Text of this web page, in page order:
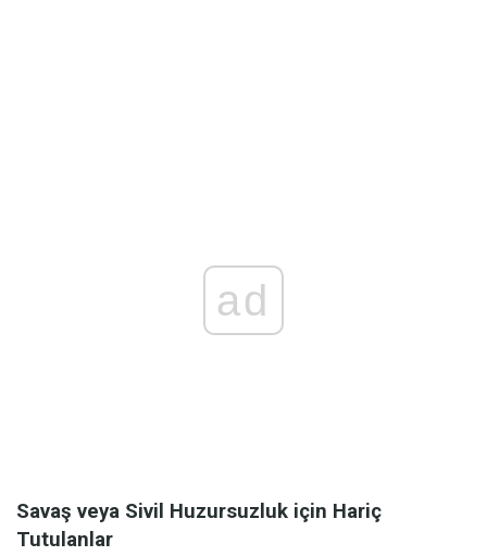
ad
Savaş veya Sivil Huzursuzluk için Hariç
Tutulanlar